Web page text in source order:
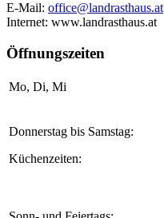
E-Mail: office@landrasthaus.at
Internet: www.landrasthaus.at
Öffnungszeiten
Mo, Di, Mi
Donnerstag bis Samstag:
Küchenzeiten: